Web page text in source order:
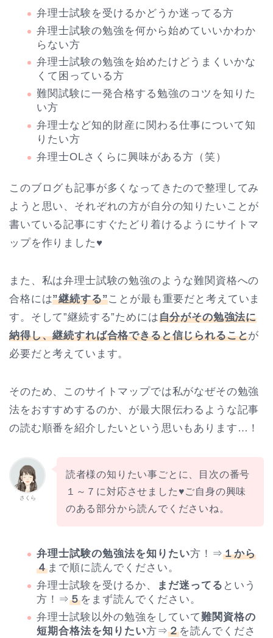
弁理士試験を受けるかどうか迷ってる方
弁理士試験の勉強を何から始めていいかわか
らない方
弁理士試験の勉強を始めたけどうまくいかな
くて困っている方
難関試験に一発合格する勉強のコツを知りた
い方
弁理士など知的財産に関わる仕事について知
りたい方
弁理士OLさくらに興味がある方（笑）
このブログも記事が多くなってきたので整理してみ
ようと思い、それぞれの方が自分の知りたいことが
書いている記事にすぐたどり着けるようにサイトマ
ップを作りました♥
また、私は弁理士試験の勉強のような難関資格への
合格には”継続する”ことが最も重要だと考えていま
す。そして”継続する”ためには自分がその勉強法に
納得し、継続すれば合格できると信じられることが
必要だと考えています。
そのため、このサイトマップでは私がなぜその勉強
法をおすすめするのか、が最大限伝わるような記事
の読む順番を紹介したいという思いもあります…！
さくら
読者様の知りたい事ごとに、目次の番号
１～７に対応させました♥ご自身の興味
のある部分から読んでくださいね。
弁理士試験の勉強法を知りたい方！⇒１から
４ まで順に読んでください。
弁理士試験を受けるか、
まだ迷ってる という
方！⇒５をまず読んでください。
弁理士試験以外の勉強をしていて難関資格の
短期合格法を知りたい方⇒２を読んでくださ